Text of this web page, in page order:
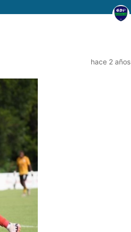
hace 2 años